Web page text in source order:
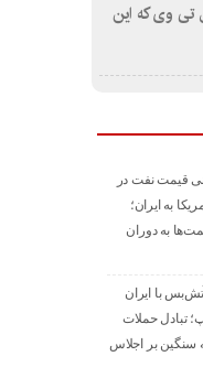
تی وی که این
قیمت نفت در
به ایران؛
به دوران
آتش‌بس با ایران
تبادل حملات
سنگین بر اجلاس